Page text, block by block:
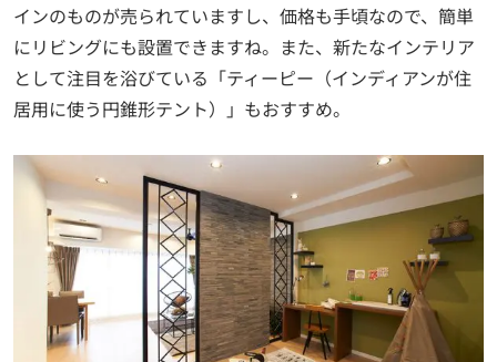
インのものが売られていますし、価格も手頃なので、簡単
にリビングにも設置できますね。また、新たなインテリア
として注目を浴びている「ティーピー（インディアンが住
居用に使う円錐形テント）」もおすすめ。